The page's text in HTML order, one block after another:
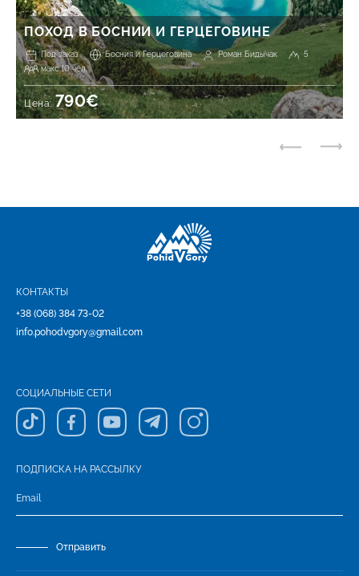
ПОХОД В БОСНИИ И ГЕРЦЕГОВИНЕ
Под заказ Босния и Герцеговина Роман Бидычак
5
макс 10 чел.
Цена:790€
КОНТАКТЫ
+38 (068) 384 73-02
info.pohodvgory@gmail.com
СОЦИАЛЬНЫЕ СЕТИ
ПОДПИСКА НА РАССЫЛКУ
Отправить